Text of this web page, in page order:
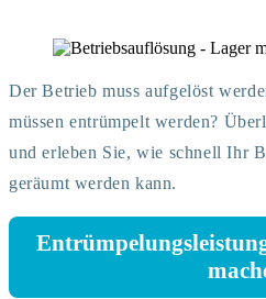
Der Betrieb muss aufgelöst
müssen entrümpelt werden?
und erleben Sie, wie schnell Ihr
geräumt werden kann.